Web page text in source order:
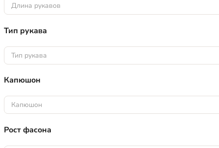
Длина рукавов
Тип рукава
Тип рукава
Капюшон
Капюшон
Рост фасона